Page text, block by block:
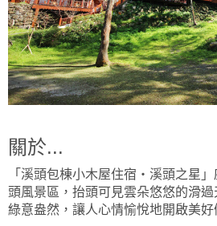
關於...
「溪頭包棟小木屋住宿‧溪頭之星
頭風景區，抬頭可見雲朵悠悠的滑過
綠意盎然，讓人心情愉悅地開啟美好